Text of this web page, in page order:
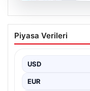
06.08.2026
Bakan
Açıklaması:
Yürütülecek”
Adalet Bakanı
dönemi başlatacak
Piyasa Verileri
USD
EUR